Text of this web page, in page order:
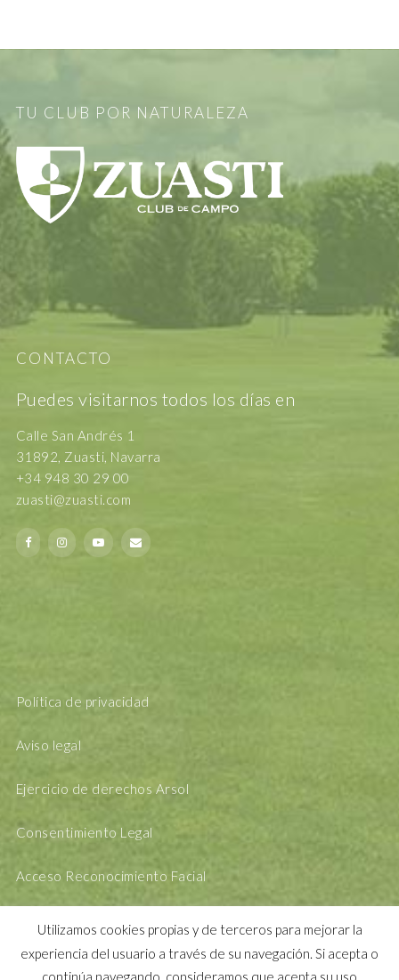
TU CLUB POR NATURALEZA
CONTACTO
Puedes visitarnos todos los días en
Calle San Andrés 1
31892, Zuasti, Navarra
+34 948 30 29 00
zuasti@zuasti.com
Política de privacidad
Aviso legal
Ejercicio de derechos Arsol
Consentimiento Legal
Acceso Reconocimiento Facial
Utilizamos cookies propias y de terceros para mejorar la
experiencia del usuario a través de su navegación. Si acepta o
continúa navegando, consideramos que acepta su uso